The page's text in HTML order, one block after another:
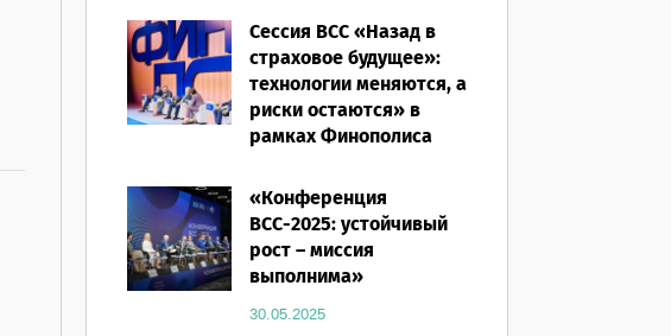
Сессия ВСС «Назад в
страховое будущее»:
технологии меняются, а
риски остаются» в
рамках Финополиса
16.03.2026
«Конференция
ВСС-2025: устойчивый
рост – миссия
выполнима»
30.05.2025